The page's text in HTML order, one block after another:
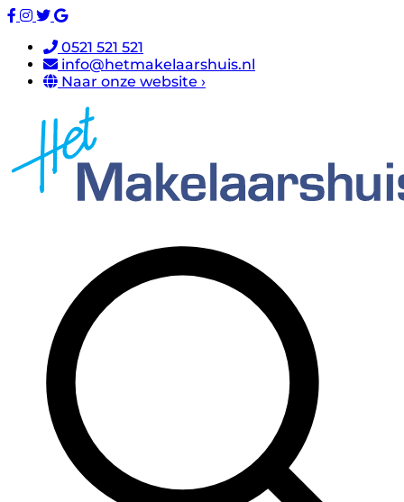
0521 521 521
info@hetmakelaarshuis.nl
Naar onze website ›